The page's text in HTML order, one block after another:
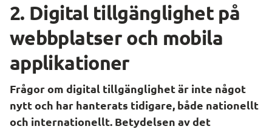
2. Digital tillgänglighet på
webbplatser och mobila
applikationer
Frågor om digital tillgänglighet är inte något
nytt och har hanterats tidigare, både nationellt
och internationellt. Betydelsen av det